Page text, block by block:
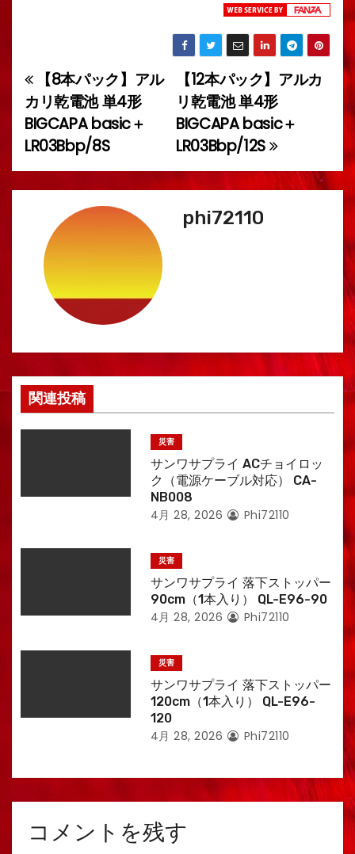
投
稿
ナ
ビ
ー
シ
ン
【12本パック】アルカ
リ乾電池 単4形
BIGCAPA basic＋
LR03Bbp/12S
【8本パック】アル
カリ乾電池 単4形
BIGCAPA basic＋
LR03Bbp/8S
phi72110
関連投稿
災害
サンワサプライ ACチョイロッ
ク（電源ケーブル対応） CA-
NB008
4月 28, 2026 Phi72110
災害
サンワサプライ 落下ストッパー
90cm（1本入り） QL-E96-90
4月 28, 2026 Phi72110
災害
サンワサプライ 落下ストッパー
120cm（1本入り） QL-E96-
120
4月 28, 2026 Phi72110
コメントを残す